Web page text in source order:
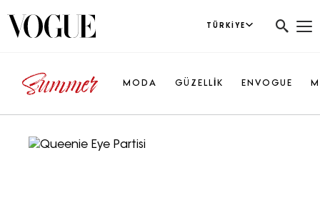
TÜRKIYE
MODA GÜZELLİK ENVOGUE